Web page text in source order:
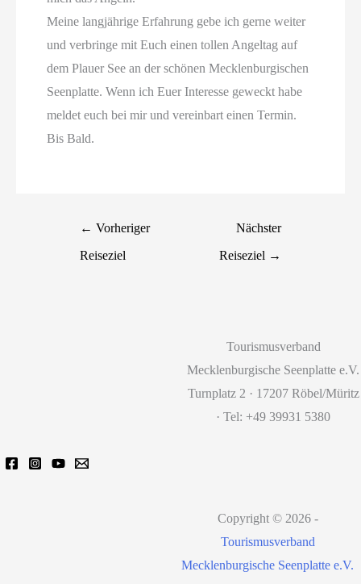
Meine langjährige Erfahrung gebe ich gerne weiter
und verbringe mit Euch einen tollen Angeltag auf
dem Plauer See an der schönen Mecklenburgischen
Seenplatte. Wenn ich Euer Interesse geweckt habe
meldet euch bei mir und vereinbart einen Termin.
Bis Bald.
← Vorheriger
Reiseziel
Nächster
Reiseziel →
Tourismusverband
Mecklenburgische Seenplatte e.V.
Turnplatz 2 · 17207 Röbel/Müritz
· Tel: +49 39931 5380
Copyright © 2026 -
Tourismusverband
Mecklenburgische Seenplatte e.V.